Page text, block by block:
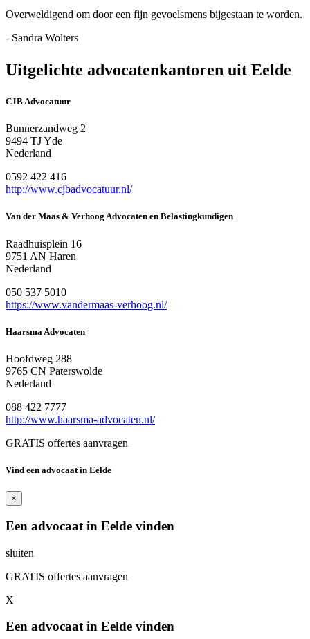
Overweldigend om door een fijn gevoelsmens bijgestaan te worden.
- Sandra Wolters
Uitgelichte advocatenkantoren uit Eelde
CJB Advocatuur
Bunnerzandweg 2
9494 TJ Yde
Nederland
0592 422 416
http://www.cjbadvocatuur.nl/
Van der Maas & Verhoog Advocaten en Belastingkundigen
Raadhuisplein 16
9751 AN Haren
Nederland
050 537 5010
https://www.vandermaas-verhoog.nl/
Haarsma Advocaten
Hoofdweg 288
9765 CN Paterswolde
Nederland
088 422 7777
http://www.haarsma-advocaten.nl/
GRATIS offertes aanvragen
Vind een advocaat in Eelde
×
Een advocaat in Eelde vinden
sluiten
GRATIS offertes aanvragen
X
Een advocaat in Eelde vinden